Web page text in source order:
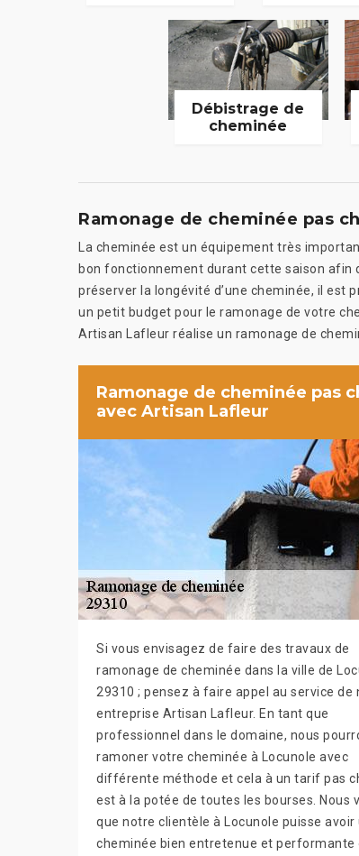
Débistrage de
cheminée
Ramonage de cheminée pas
La cheminée est un équipement très
bon fonctionnement durant cette saison afin
préserver la longévité d’une cheminée, il est
un petit budget pour le ramonage de votre
Artisan Lafleur réalise un ramonage de
Ramonage de cheminée pas
avec Artisan Lafleur
Si vous envisagez de faire des travaux de
ramonage de cheminée dans la ville de
29310 ; pensez à faire appel au service de
entreprise Artisan Lafleur. En tant que
professionnel dans le domaine, nous
ramoner votre cheminée à Locunole avec
différente méthode et cela à un tarif pas
est à la potée de toutes les bourses. Nous
que notre clientèle à Locunole puisse avoir
cheminée bien entretenue et performante